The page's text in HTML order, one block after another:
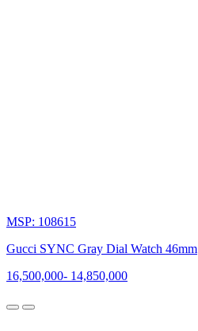
MSP: 108615
Gucci SYNC Gray Dial Watch 46mm
16,500,000- 14,850,000